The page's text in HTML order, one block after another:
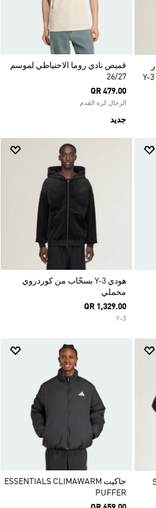
قميص نادي روما الاحتياطي لموسم
26/27
QR 479.00
الرجال كرة القدم
جديد
هودي Y-3 بسحّاب من كوردروي
مخملي
QR 1,329.00
Y-3
جاكيت ESSENTIALS CLIMAWARM
PUFFER